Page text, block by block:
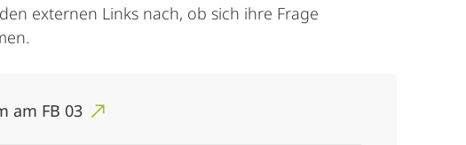
externen Links nach, ob sich ihre Frage
am FB 03